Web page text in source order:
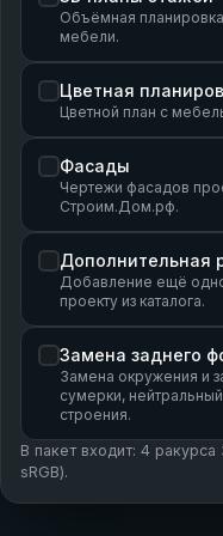
Объёмная
мебели.
Цветная
Цветной план с
Фасады
Чертежи фасадов
Строим.Дом.рф.
Дополнительная
Добавление ещё
проекту из каталога.
Замена заднего
Замена окружения и
сумерки,
строения.
В пакет входит: 4
sRGB).